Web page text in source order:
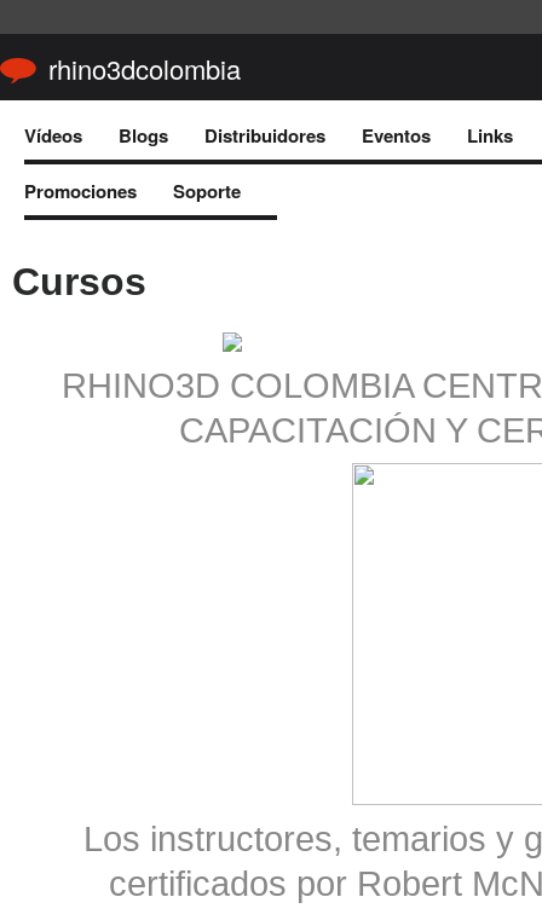
rhino3dcolombia
Vídeos Blogs Distribuidores Eventos Links
Promociones Soporte
Cursos
RHINO3D COLOMBIA
CAPACITACIÓN Y
Los instructores, temarios y
certificados por Robert